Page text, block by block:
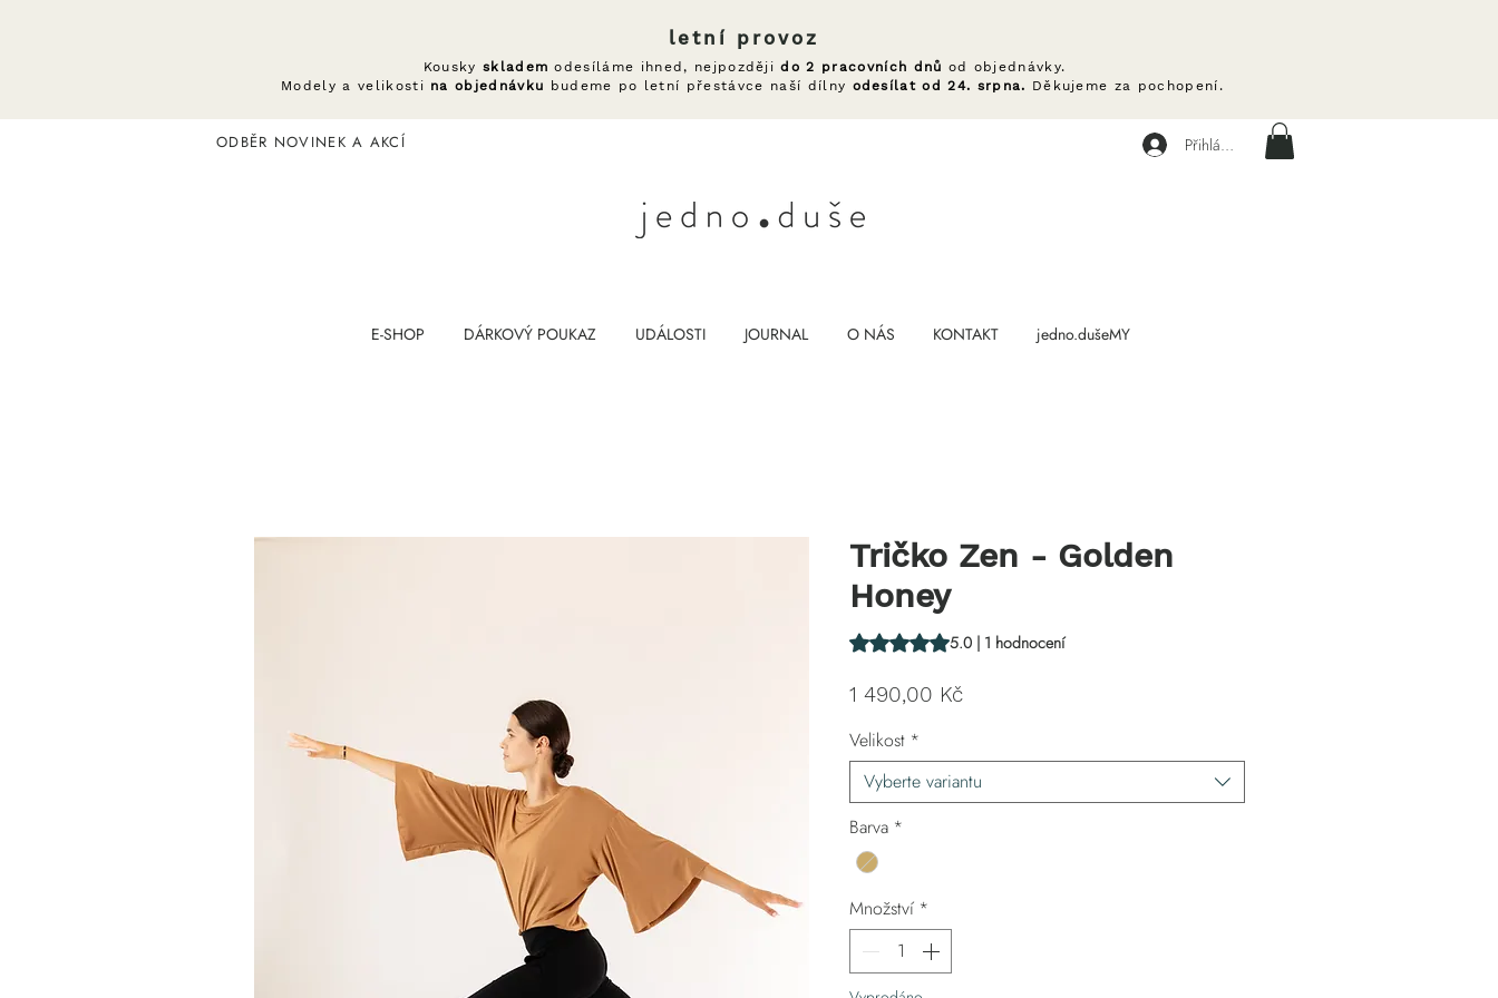
letní provoz
Kousky skladem odesíláme ihned, nejpozdějido 2 pracovních dnů od objednávky.
Modely a velikosti na objednávku budeme po letní přestávce naší dílny odesílat od 24. srpna. Děkujeme za pochopení.
ODBĚR NOVINEK A AKCÍ Přihlásit se
E-SHOP DÁRKOVÝ POUKAZ UDÁLOSTI JOURNAL O NÁS KONTAKT jedno.dušeMY
Tričko Zen - Golden
Honey
Hodnocení je 5.0 z pěti hvězdiček na základě 1 recenze
5.0 | 1 hodnocení
1 490,00 KčCena
Velikost *
Vyberte variantu
Barva *
Množství *